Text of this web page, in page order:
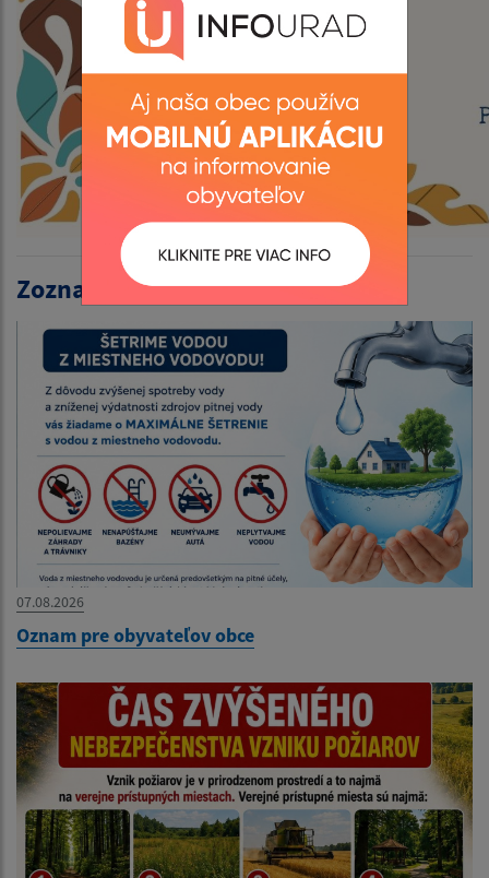
Zoznam aktualít:
07.08.2026
Oznam pre obyvateľov obce